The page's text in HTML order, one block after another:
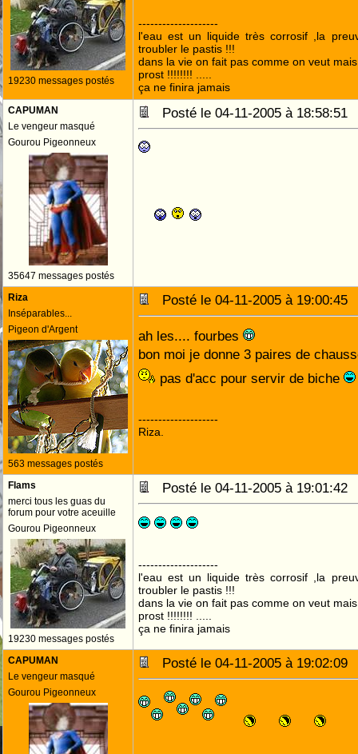
19230 messages postés
--------------------
l'eau est un liquide très corrosif ,la
troubler le pastis !!!
dans la vie on fait pas comme on veut
prost !!!!!!!! .....
ça ne finira jamais
CAPUMAN
Le vengeur masqué
Gourou Pigeonneux
35647 messages postés
Posté le 04-11-2005 à
Riza
Inséparables...
Pigeon d'Argent
563 messages postés
Posté le 04-11-2005 à
ah les.... fourbes
bon moi je donne 3 paires de
pas d'acc pour servir de biche
--------------------
Riza.
Flams
merci tous les guas du
forum pour votre aceuille
Gourou Pigeonneux
19230 messages postés
Posté le 04-11-2005 à
--------------------
l'eau est un liquide très corrosif ,la
troubler le pastis !!!
dans la vie on fait pas comme on veut
prost !!!!!!!! .....
ça ne finira jamais
CAPUMAN
Le vengeur masqué
Gourou Pigeonneux
Posté le 04-11-2005 à